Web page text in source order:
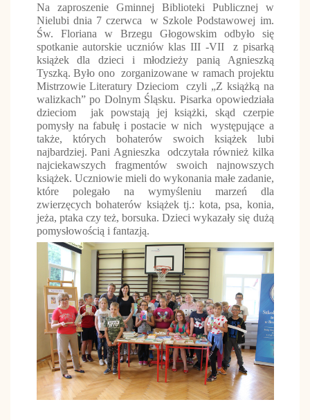
Na zaproszenie Gminnej Biblioteki Publicznej w
Nielubi dnia 7 czerwca w Szkole Podstawowej im.
Św. Floriana w Brzegu Głogowskim odbyło się
spotkanie autorskie uczniów klas III -VII z pisarką
książek dla dzieci i młodzieży panią Agnieszką
Tyszką. Było ono zorganizowane w ramach projektu
Mistrzowie Literatury Dzieciom
czyli „Z książką na
walizkach” po Dolnym Śląsku. Pisarka opowiedziała
dzieciom
jak powstają jej książki, skąd czerpie
pomysły na fabułę i postacie w nich występujące a
także, których bohaterów swoich książek lubi
najbardziej. Pani Agnieszka
odczytała również kilka
najciekawszych fragmentów swoich najnowszych
książek. Uczniowie mieli do wykonania małe zadanie,
które polegało na wymyśleniu marzeń dla
zwierzęcych bohaterów książek tj.: kota, psa, konia,
jeża, ptaka czy też, borsuka. Dzieci wykazały się dużą
pomysłowością i fantazją.